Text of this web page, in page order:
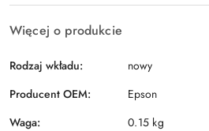
Więcej o produkcie
Rodzaj wkładu:
nowy
Producent OEM:
Epson
Waga:
0.15 kg